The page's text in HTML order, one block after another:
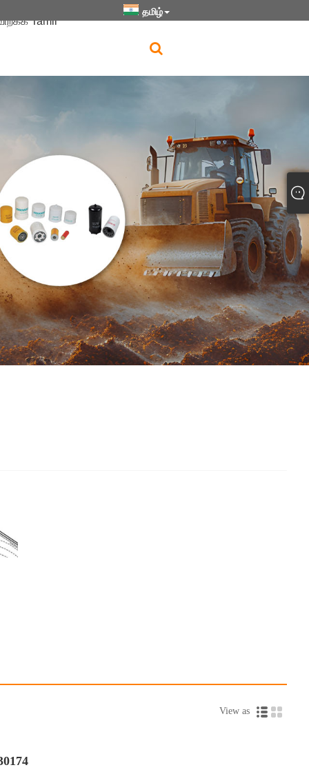
தமிழ்
Tamil
இடமின்றி வாகனம் ஓட்டுதல் மற்றும் சவாரி வசதியை
தீங்கு விளைவிக்கும் துகள்கள் காற்றோட்ட அமைப்பு மூலம் காரின்
இருந்து தீங்கு விளைவிக்கும் அழுக்குகளை திறம்பட
View as